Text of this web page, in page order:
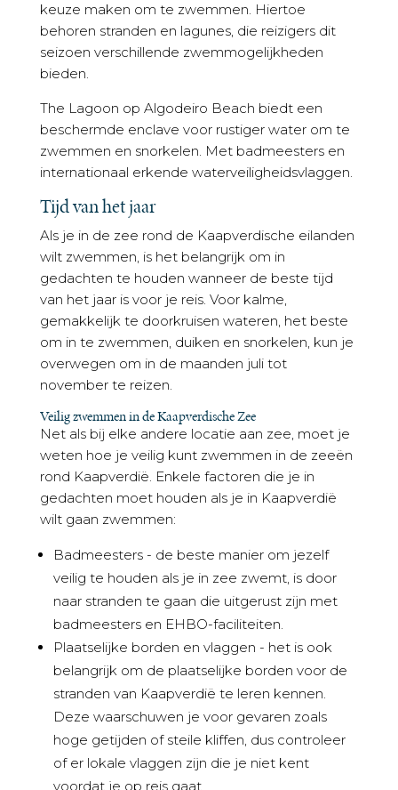
keuze maken om te zwemmen. Hiertoe
behoren stranden en lagunes, die reizigers dit
seizoen verschillende zwemmogelijkheden
bieden.
The Lagoon op Algodeiro Beach biedt een
beschermde enclave voor rustiger water om te
zwemmen en snorkelen. Met badmeesters en
internationaal erkende waterveiligheidsvlaggen.
Tijd van het jaar
Als je in de zee rond de Kaapverdische eilanden
wilt zwemmen, is het belangrijk om in
gedachten te houden wanneer de beste tijd
van het jaar is voor je reis. Voor kalme,
gemakkelijk te doorkruisen wateren, het beste
om in te zwemmen, duiken en snorkelen, kun je
overwegen om in de maanden juli tot
november te reizen.
Veilig zwemmen in de Kaapverdische Zee
Net als bij elke andere locatie aan zee, moet je
weten hoe je veilig kunt zwemmen in de zeeën
rond Kaapverdië. Enkele factoren die je in
gedachten moet houden als je in Kaapverdië
wilt gaan zwemmen:
Badmeesters - de beste manier om jezelf
veilig te houden als je in zee zwemt, is door
naar stranden te gaan die uitgerust zijn met
badmeesters en EHBO-faciliteiten.
Plaatselijke borden en vlaggen - het is ook
belangrijk om de plaatselijke borden voor de
stranden van Kaapverdië te leren kennen.
Deze waarschuwen je voor gevaren zoals
hoge getijden of steile kliffen, dus controleer
of er lokale vlaggen zijn die je niet kent
voordat je op reis gaat.